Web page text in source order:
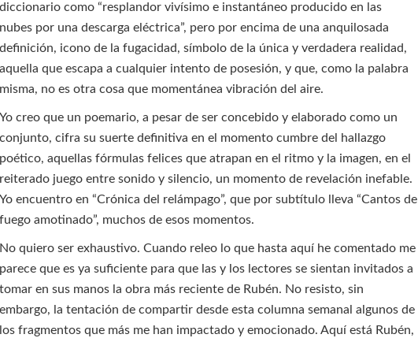
diccionario como “resplandor vivísimo e instantáneo producido en las
nubes por una descarga eléctrica”, pero por encima de una anquilosada
definición, icono de la fugacidad, símbolo de la única y verdadera realidad,
aquella que escapa a cualquier intento de posesión, y que, como la palabra
misma, no es otra cosa que momentánea vibración del aire.
Yo creo que un poemario, a pesar de ser concebido y elaborado como un
conjunto, cifra su suerte definitiva en el momento cumbre del hallazgo
poético, aquellas fórmulas felices que atrapan en el ritmo y la imagen, en el
reiterado juego entre sonido y silencio, un momento de revelación inefable.
Yo encuentro en “Crónica del relámpago”, que por subtítulo lleva “Cantos de
fuego amotinado”, muchos de esos momentos.
No quiero ser exhaustivo. Cuando releo lo que hasta aquí he comentado me
parece que es ya suficiente para que las y los lectores se sientan invitados a
tomar en sus manos la obra más reciente de Rubén. No resisto, sin
embargo, la tentación de compartir desde esta columna semanal algunos de
los fragmentos que más me han impactado y emocionado. Aquí está Rubén,